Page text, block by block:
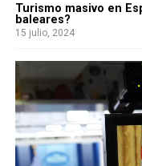
Turismo masivo en
baleares?
15 julio, 2024